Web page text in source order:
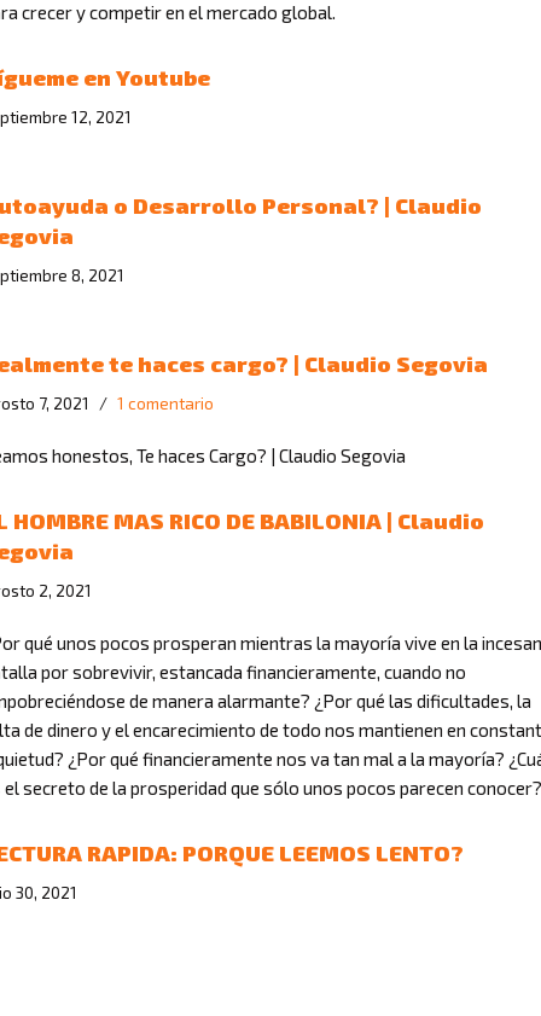
crecer y competir en el mercado global.
en Youtube
12, 2021
o Desarrollo Personal? | Claudio
8, 2021
te haces cargo? | Claudio Segovia
7, 2021 1 comentario
honestos, Te haces Cargo? | Claudio Segovia
HOMBRE MAS RICO DE BABILONIA | Claudio
2, 2021
qué unos pocos prosperan mientras la mayoría vive en la
por sobrevivir, estancada financieramente, cuando no
de manera alarmante? ¿Por qué las dificultades, la
de dinero y el encarecimiento de todo nos mantienen en
¿Por qué financieramente nos va tan mal a la mayoría?
el secreto de la prosperidad que sólo unos pocos parecen conocer?
RAPIDA: PORQUE LEEMOS LENTO?
30, 2021